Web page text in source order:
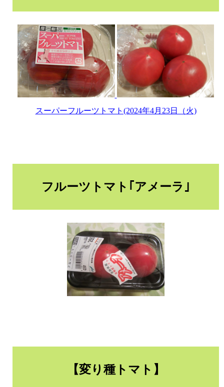
スーパーフルーツトマト(2024年4月23日（火)
フルーツトマト｢アメーラ｣
【変り種トマト】